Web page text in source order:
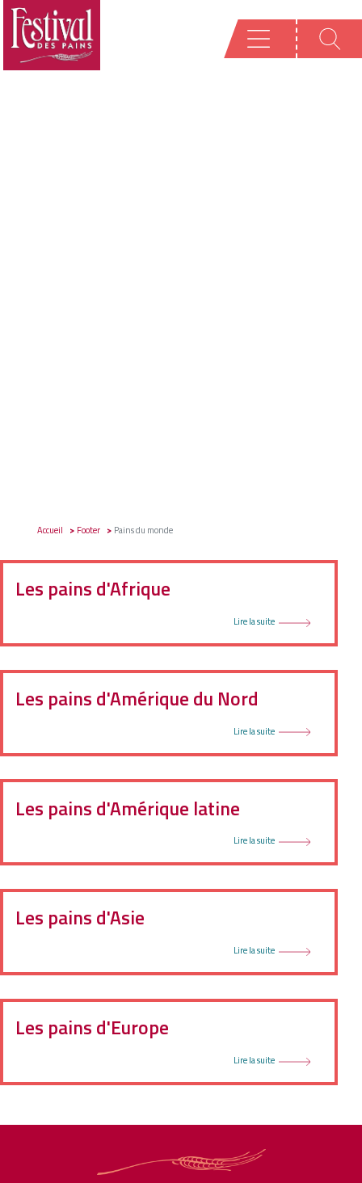
Accueil Footer Pains du monde
Les pains d'Afrique
Lire la suite
Les pains d'Amérique du Nord
Lire la suite
Les pains d'Amérique latine
Lire la suite
Les pains d'Asie
Lire la suite
Les pains d'Europe
Lire la suite